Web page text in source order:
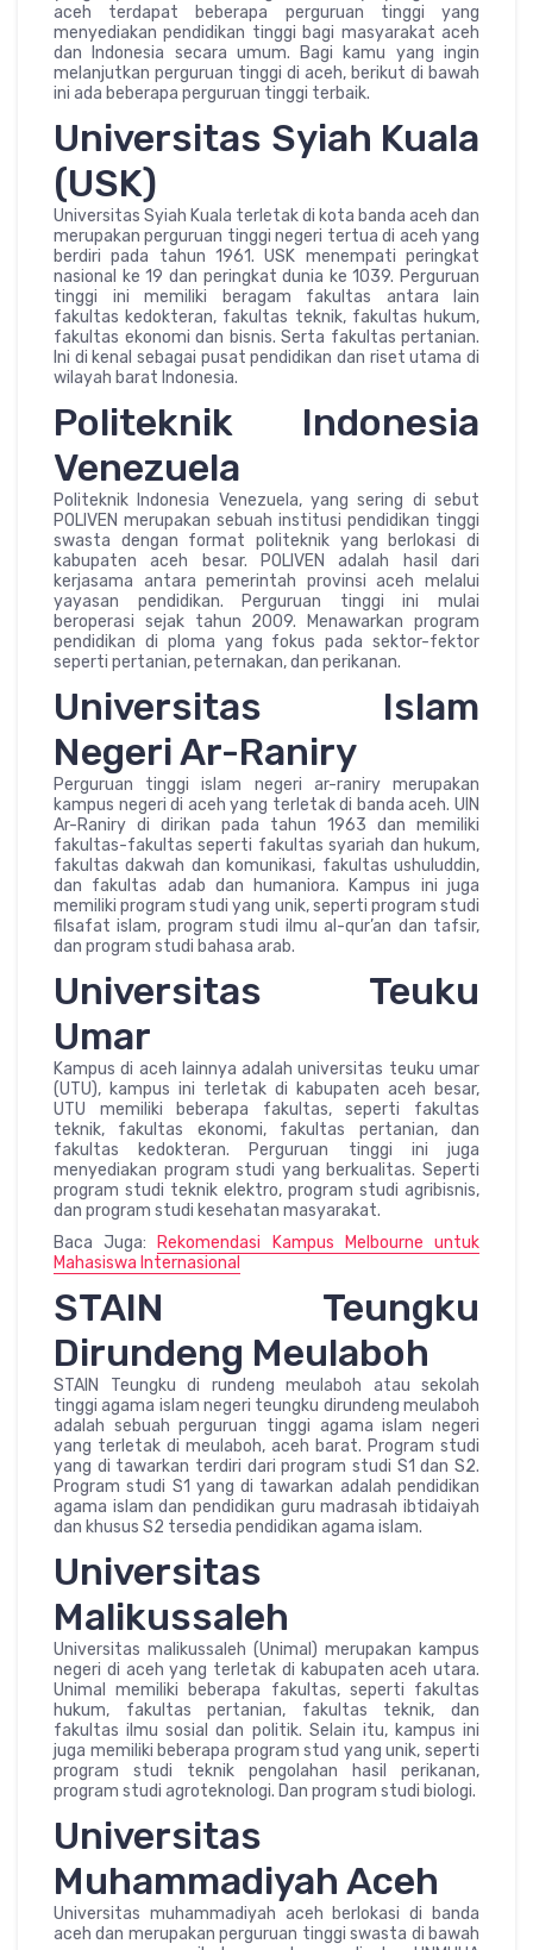
aceh terdapat beberapa perguruan tinggi yang
menyediakan pendidikan tinggi bagi masyarakat aceh
dan Indonesia secara umum. Bagi kamu yang ingin
melanjutkan perguruan tinggi di aceh, berikut di bawah
ini ada beberapa perguruan tinggi terbaik.
Universitas Syiah Kuala
(USK)
Universitas Syiah Kuala terletak di kota banda aceh dan
merupakan perguruan tinggi negeri tertua di aceh yang
berdiri pada tahun 1961. USK menempati peringkat
nasional ke 19 dan peringkat dunia ke 1039. Perguruan
tinggi ini memiliki beragam fakultas antara lain
fakultas kedokteran, fakultas teknik, fakultas hukum,
fakultas ekonomi dan bisnis. Serta fakultas pertanian.
Ini di kenal sebagai pusat pendidikan dan riset utama di
wilayah barat Indonesia.
Politeknik Indonesia
Venezuela
Politeknik Indonesia Venezuela, yang sering di sebut
POLIVEN merupakan sebuah institusi pendidikan tinggi
swasta dengan format politeknik yang berlokasi di
kabupaten aceh besar. POLIVEN adalah hasil dari
kerjasama antara pemerintah provinsi aceh melalui
yayasan pendidikan. Perguruan tinggi ini mulai
beroperasi sejak tahun 2009. Menawarkan program
pendidikan di ploma yang fokus pada sektor-fektor
seperti pertanian, peternakan, dan perikanan.
Universitas Islam
Negeri Ar-Raniry
Perguruan tinggi islam negeri ar-raniry merupakan
kampus negeri di aceh yang terletak di banda aceh. UIN
Ar-Raniry di dirikan pada tahun 1963 dan memiliki
fakultas-fakultas seperti fakultas syariah dan hukum,
fakultas dakwah dan komunikasi, fakultas ushuluddin,
dan fakultas adab dan humaniora. Kampus ini juga
memiliki program studi yang unik, seperti program studi
filsafat islam, program studi ilmu al-qur’an dan tafsir,
dan program studi bahasa arab.
Universitas Teuku
Umar
Kampus di aceh lainnya adalah universitas teuku umar
(UTU), kampus ini terletak di kabupaten aceh besar,
UTU memiliki beberapa fakultas, seperti fakultas
teknik, fakultas ekonomi, fakultas pertanian, dan
fakultas kedokteran. Perguruan tinggi ini juga
menyediakan program studi yang berkualitas. Seperti
program studi teknik elektro, program studi agribisnis,
dan program studi kesehatan masyarakat.
Baca Juga: Rekomendasi Kampus Melbourne untuk
Mahasiswa Internasional
STAIN Teungku
Dirundeng Meulaboh
STAIN Teungku di rundeng meulaboh atau sekolah
tinggi agama islam negeri teungku dirundeng meulaboh
adalah sebuah perguruan tinggi agama islam negeri
yang terletak di meulaboh, aceh barat. Program studi
yang di tawarkan terdiri dari program studi S1 dan S2.
Program studi S1 yang di tawarkan adalah pendidikan
agama islam dan pendidikan guru madrasah ibtidaiyah
dan khusus S2 tersedia pendidikan agama islam.
Universitas
Malikussaleh
Universitas malikussaleh (Unimal) merupakan kampus
negeri di aceh yang terletak di kabupaten aceh utara.
Unimal memiliki beberapa fakultas, seperti fakultas
hukum, fakultas pertanian, fakultas teknik, dan
fakultas ilmu sosial dan politik. Selain itu, kampus ini
juga memiliki beberapa program stud yang unik, seperti
program studi teknik pengolahan hasil perikanan,
program studi agroteknologi. Dan program studi biologi.
Universitas
Muhammadiyah Aceh
Universitas muhammadiyah aceh berlokasi di banda
aceh dan merupakan perguruan tinggi swasta di bawah